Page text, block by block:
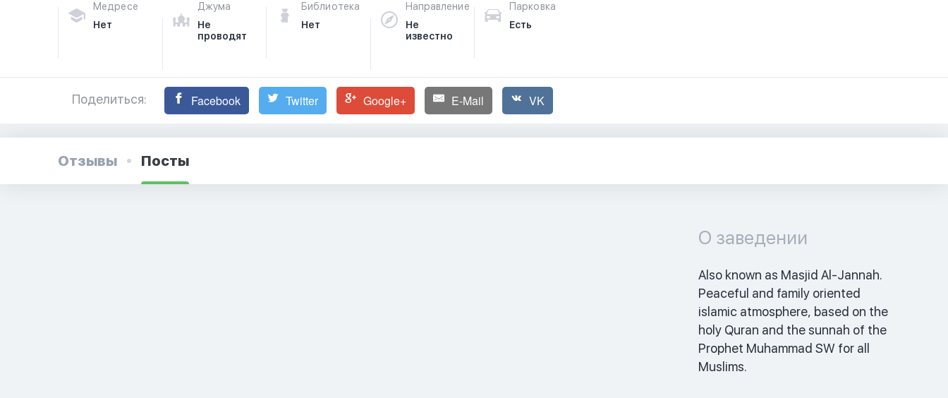
Медресе
Нет
Джума
Не
проводят
Библиотека
Нет
Направление
Не
известно
Парковка
Есть
Поделиться: Facebook Twitter Google+ E-Mail VK
Отзывы Посты
О заведении
Also known as Masjid Al-Jannah.
Peaceful and family oriented
islamic atmosphere, based on the
holy Quran and the sunnah of the
Prophet Muhammad SW for all
Muslims.